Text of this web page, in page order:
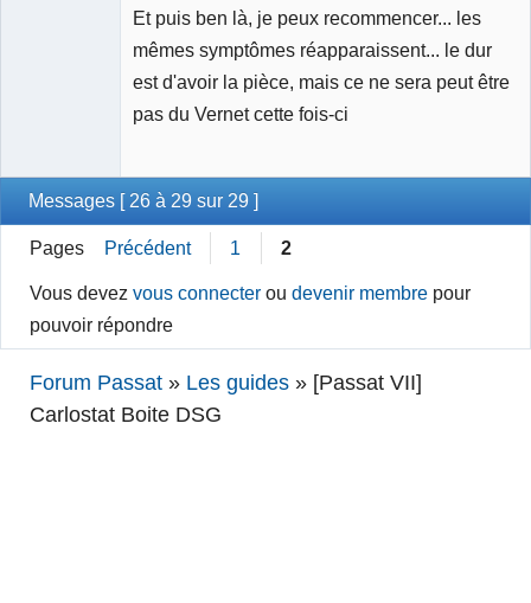
Et puis ben là, je peux recommencer... les
mêmes symptômes réapparaissent... le dur
est d'avoir la pièce, mais ce ne sera peut être
pas du Vernet cette fois-ci
Messages [ 26 à 29 sur 29 ]
Pages Précédent 1 2
Vous devezvous connecter oudevenir membre pour
pouvoir répondre
Forum Passat » Les guides » [Passat VII]
Carlostat Boite DSG